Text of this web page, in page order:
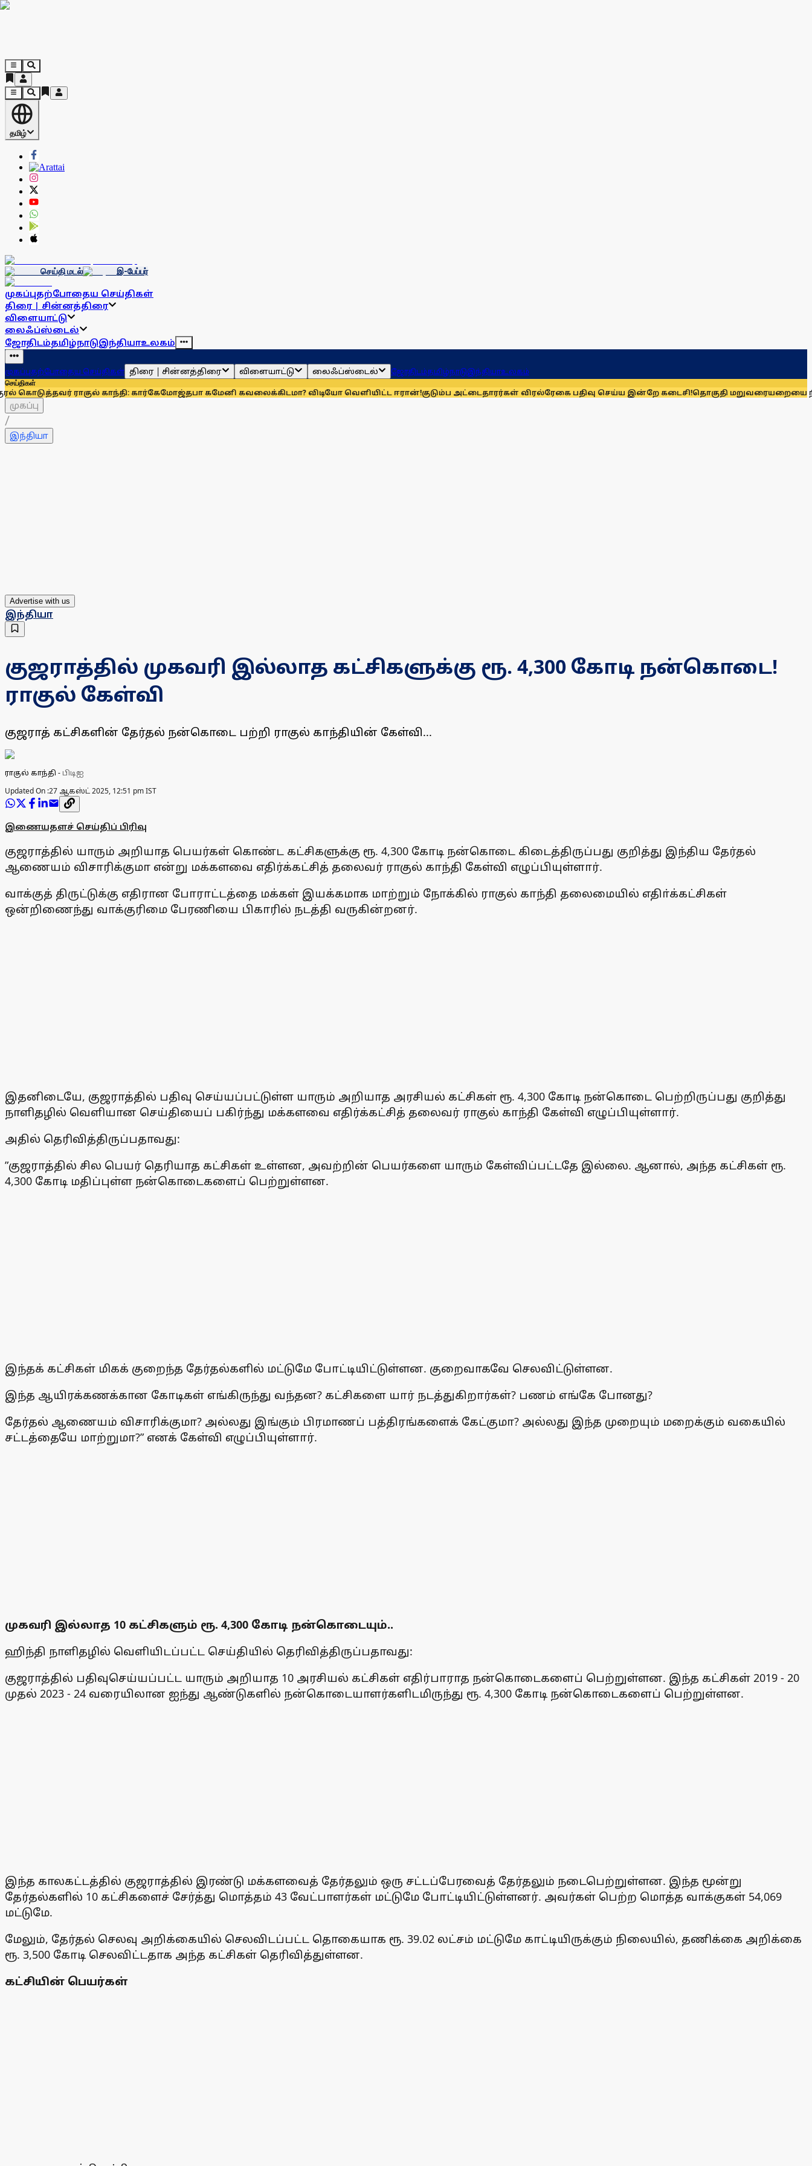
தமிழ்
செய்தி மடல் இ-பேப்பர்
முகப்புதற்போதைய செய்திகள்
திரை | சின்னத்திரை
விளையாட்டு
லைஃப்ஸ்டைல்
ஜோதிடம்தமிழ்நாடுஇந்தியாஉலகம்
முகப்புதற்போதைய செய்திகள் திரை | சின்னத்திரை விளையாட்டு லைஃப்ஸ்டைல் ஜோதிடம்தமிழ்நாடுஇந்தியாஉலகம்
செய்திகள்
ராகுல் காந்தி: கார்கேமோஜ்தபா கமேனி கவலைக்கிடமா? விடியோ வெளியிட்ட ஈரான்!குடும்ப அட்டைதாரர்கள் விரல்ரேகை பதிவு செய்ய இன்றே கடைசி!தொகுதி மறுவரையறையை
முகப்பு
/
இந்தியா
Advertise with us
இந்தியா
குஜராத்தில் முகவரி இல்லாத கட்சிகளுக்கு ரூ. 4,300 கோடி நன்கொடை!
ராகுல் கேள்வி
குஜராத் கட்சிகளின் தேர்தல் நன்கொடை பற்றி ராகுல் காந்தியின் கேள்வி...
ராகுல் காந்தி - பிடிஐ
Updated On :27 ஆகஸ்ட் 2025, 12:51 pm IST
இணையதளச் செய்திப் பிரிவு
குஜராத்தில் யாரும் அறியாத பெயர்கள் கொண்ட கட்சிகளுக்கு ரூ. 4,300 கோடி நன்கொடை கிடைத்திருப்பது குறித்து இந்திய தேர்தல்
ஆணையம் விசாரிக்குமா என்று மக்களவை எதிர்க்கட்சித் தலைவர் ராகுல் காந்தி கேள்வி எழுப்பியுள்ளார்.
வாக்குத் திருட்டுக்கு எதிரான போராட்டத்தை மக்கள் இயக்கமாக மாற்றும் நோக்கில் ராகுல் காந்தி தலைமையில் எதிா்க்கட்சிகள்
ஒன்றிணைந்து வாக்குரிமை பேரணியை பிகாரில் நடத்தி வருகின்றனர்.
இதனிடையே, குஜராத்தில் பதிவு செய்யப்பட்டுள்ள யாரும் அறியாத அரசியல் கட்சிகள் ரூ. 4,300 கோடி நன்கொடை பெற்றிருப்பது குறித்து
நாளிதழில் வெளியான செய்தியைப் பகிர்ந்து மக்களவை எதிர்க்கட்சித் தலைவர் ராகுல் காந்தி கேள்வி எழுப்பியுள்ளார்.
அதில் தெரிவித்திருப்பதாவது:
”குஜராத்தில் சில பெயர் தெரியாத கட்சிகள் உள்ளன, அவற்றின் பெயர்களை யாரும் கேள்விப்பட்டதே இல்லை. ஆனால், அந்த கட்சிகள் ரூ.
4,300 கோடி மதிப்புள்ள நன்கொடைகளைப் பெற்றுள்ளன.
இந்தக் கட்சிகள் மிகக் குறைந்த தேர்தல்களில் மட்டுமே போட்டியிட்டுள்ளன. குறைவாகவே செலவிட்டுள்ளன.
இந்த ஆயிரக்கணக்கான கோடிகள் எங்கிருந்து வந்தன? கட்சிகளை யார் நடத்துகிறார்கள்? பணம் எங்கே போனது?
தேர்தல் ஆணையம் விசாரிக்குமா? அல்லது இங்கும் பிரமாணப் பத்திரங்களைக் கேட்குமா? அல்லது இந்த முறையும் மறைக்கும் வகையில்
சட்டத்தையே மாற்றுமா?” எனக் கேள்வி எழுப்பியுள்ளார்.
முகவரி இல்லாத 10 கட்சிகளும் ரூ. 4,300 கோடி நன்கொடையும்..
ஹிந்தி நாளிதழில் வெளியிடப்பட்ட செய்தியில் தெரிவித்திருப்பதாவது:
குஜராத்தில் பதிவுசெய்யப்பட்ட யாரும் அறியாத 10 அரசியல் கட்சிகள் எதிர்பாராத நன்கொடைகளைப் பெற்றுள்ளன. இந்த கட்சிகள் 2019 - 20
முதல் 2023 - 24 வரையிலான ஐந்து ஆண்டுகளில் நன்கொடையாளர்களிடமிருந்து ரூ. 4,300 கோடி நன்கொடைகளைப் பெற்றுள்ளன.
இந்த காலகட்டத்தில் குஜராத்தில் இரண்டு மக்களவைத் தேர்தலும் ஒரு சட்டப்பேரவைத் தேர்தலும் நடைபெற்றுள்ளன. இந்த மூன்று
தேர்தல்களில் 10 கட்சிகளைச் சேர்த்து மொத்தம் 43 வேட்பாளர்கள் மட்டுமே போட்டியிட்டுள்ளனர். அவர்கள் பெற்ற மொத்த வாக்குகள் 54,069
மட்டுமே.
மேலும், தேர்தல் செலவு அறிக்கையில் செலவிடப்பட்ட தொகையாக ரூ. 39.02 லட்சம் மட்டுமே காட்டியிருக்கும் நிலையில், தணிக்கை அறிக்கை
ரூ. 3,500 கோடி செலவிட்டதாக அந்த கட்சிகள் தெரிவித்துள்ளன.
கட்சியின் பெயர்கள்